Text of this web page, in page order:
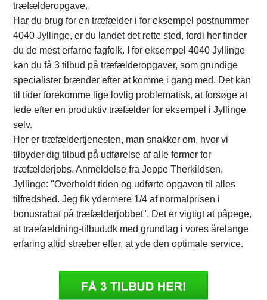
træfælderopgave.
Har du brug for en træfælder i for eksempel postnummer
4040 Jyllinge, er du landet det rette sted, fordi her finder
du de mest erfarne fagfolk. I for eksempel 4040 Jyllinge
kan du få 3 tilbud på træfælderopgaver, som grundige
specialister brænder efter at komme i gang med. Det kan
til tider forekomme lige lovlig problematisk, at forsøge at
lede efter en produktiv træfælder for eksempel i Jyllinge
selv.
Her er træfældertjenesten, man snakker om, hvor vi
tilbyder dig tilbud på udførelse af alle former for
træfælderjobs. Anmeldelse fra Jeppe Therkildsen,
Jyllinge: "Overholdt tiden og udførte opgaven til alles
tilfredshed. Jeg fik ydermere 1/4 af normalprisen i
bonusrabat på træfælderjobbet". Det er vigtigt at påpege,
at traefaeldning-tilbud.dk med grundlag i vores årelange
erfaring altid stræber efter, at yde den optimale service.